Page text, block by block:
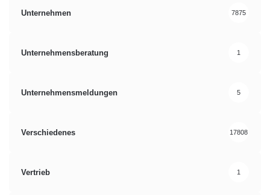
Unternehmen 7875
Unternehmensberatung 1
Unternehmensmeldungen 5
Verschiedenes 17808
Vertrieb 1